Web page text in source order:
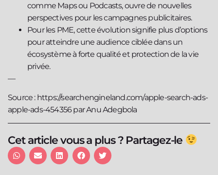
comme Maps ou Podcasts, ouvre de nouvelles
perspectives pour les campagnes publicitaires.
Pour les PME, cette évolution signifie plus d’options
pour atteindre une audience ciblée dans un
écosystème à forte qualité et protection de la vie
privée.
—
Source : https://searchengineland.com/apple-search-ads-
apple-ads-454356 par Anu Adegbola
Cet article vous a plus ? Partagez-le